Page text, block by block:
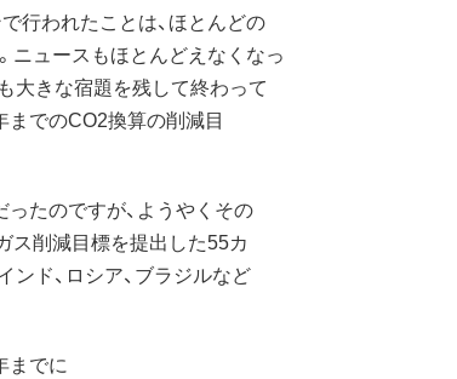
行われたことは、ほとんどの
ニュースもほとんどえなくなっ
大きな宿題を残して終わって
までのCO2換算の削減目
たのですが、ようやくその
ス削減目標を提出した55カ
ンド、ロシア、ブラジルなど
までに